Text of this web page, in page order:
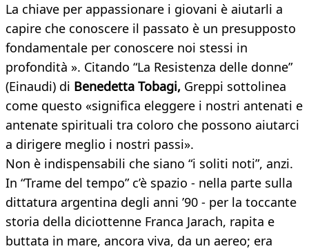
La chiave per appassionare i giovani è aiutarli a
capire che conoscere il passato è un presupposto
fondamentale per conoscere noi stessi in
profondità ». Citando “La Resistenza delle donne”
(Einaudi) di Benedetta Tobagi, Greppi sottolinea
come questo «significa eleggere i nostri antenati e
antenate spirituali tra coloro che possono aiutarci
a dirigere meglio i nostri passi».
Non è indispensabili che siano “i soliti noti”, anzi.
In “Trame del tempo” c’è spazio - nella parte sulla
dittatura argentina degli anni ’90 - per la toccante
storia della diciottenne Franca Jarach, rapita e
buttata in mare, ancora viva, da un aereo; era